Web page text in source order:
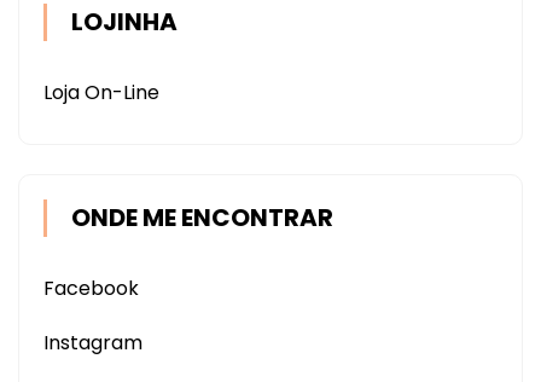
LOJINHA
Loja On-Line
ONDE ME ENCONTRAR
Facebook
Instagram